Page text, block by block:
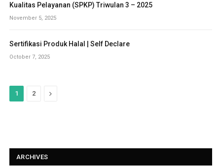
Kualitas Pelayanan (SPKP) Triwulan 3 – 2025
November 5, 2025
Sertifikasi Produk Halal | Self Declare
October 7, 2025
1 2
N
ARCHIVES